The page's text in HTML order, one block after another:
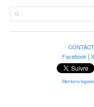
CONTACT
Facebook | X
Mentions légales